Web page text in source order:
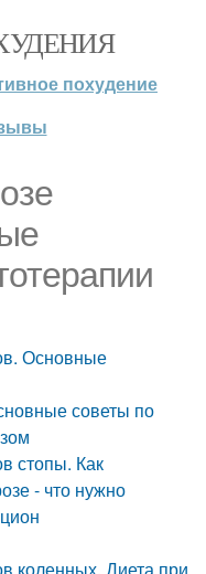
похудение
Основные
советы по
стопы. Как
- что нужно